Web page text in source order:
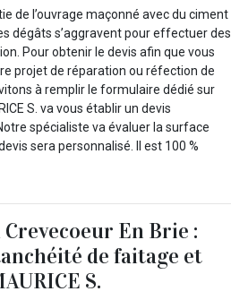
de l’ouvrage maçonné avec du ciment
dégâts s’aggravent pour effectuer des
Pour obtenir le devis afin que vous
projet de réparation ou réfection de
à remplir le formulaire dédié sur
S. va vous établir un devis
spécialiste va évaluer la surface
sera personnalisé. Il est 100 %
En Brie :
de faitage et
S.